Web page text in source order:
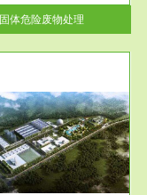
固体危险废物处理